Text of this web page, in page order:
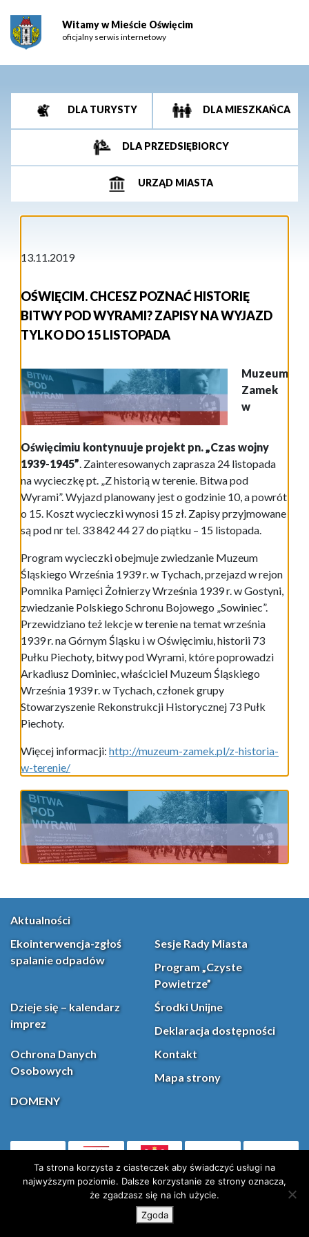
Witamy w Mieście Oświęcim
oficjalny serwis internetowy
DLA TURYSTY DLA MIESZKAŃCA
DLA PRZEDSIĘBIORCY
URZĄD MIASTA
13.11.2019
OŚWIĘCIM. CHCESZ POZNAĆ HISTORIĘ
BITWY POD WYRAMI? ZAPISY NA WYJAZD
TYLKO DO 15 LISTOPADA
Muzeum
Zamek
w
Oświęcimiu kontynuuje projekt pn. „Czas wojny
1939-1945”. Zainteresowanych zaprasza 24 listopada
na wycieczkę pt. „Z historią w terenie. Bitwa pod
Wyrami”. Wyjazd planowany jest o godzinie 10, a powrót
o 15. Koszt wycieczki wynosi 15 zł. Zapisy przyjmowane
są pod nr tel. 33 842 44 27 do piątku – 15 listopada.
Program wycieczki obejmuje zwiedzanie Muzeum
Śląskiego Września 1939 r. w Tychach, przejazd w rejon
Pomnika Pamięci Żołnierzy Września 1939 r. w Gostyni,
zwiedzanie Polskiego Schronu Bojowego „Sowiniec”.
Przewidziano też lekcje w terenie na temat września
1939 r. na Górnym Śląsku i w Oświęcimiu, historii 73
Pułku Piechoty, bitwy pod Wyrami, które poprowadzi
Arkadiusz Dominiec, właściciel Muzeum Śląskiego
Września 1939 r. w Tychach, członek grupy
Stowarzyszenie Rekonstrukcji Historycznej 73 Pułk
Piechoty.
Więcej informacji: http://muzeum-zamek.pl/z-historia-
w-terenie/
Aktualności
Ekointerwencja-zgłoś
spalanie odpadów
Sesje Rady Miasta
Program „Czyste
Powietrze”
Dzieje się – kalendarz
imprez
Środki Unijne
Deklaracja dostępności
Ochrona Danych
Osobowych
Kontakt
Mapa strony
DOMENY
(otwiera się w nowej karcie)Facebook
X (Twitter)
Ta strona korzysta z ciasteczek aby świadczyć usługi na
najwyższym poziomie. Dalsze korzystanie ze strony oznacza,
że zgadzasz się na ich użycie.
Zgoda